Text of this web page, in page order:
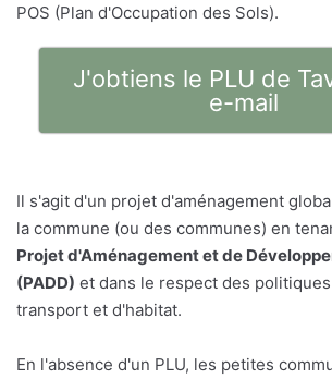
POS (Plan d'Occupation des Sols).
J'obtiens le PLU de
e-mail
Il s'agit d'un projet d'aménagement
la commune (ou des communes) en
Projet d'Aménagement et de
(PADD) et dans le respect des
transport et d'habitat.
En l'absence d'un PLU, les petites